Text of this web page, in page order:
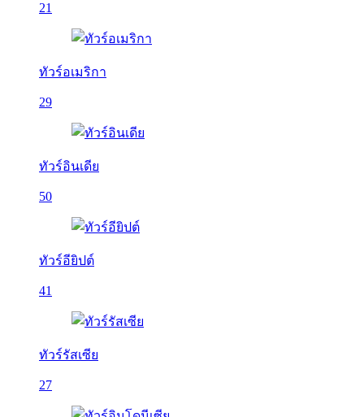
21
ทัวร์อเมริกา
29
ทัวร์อินเดีย
50
ทัวร์อียิปต์
41
ทัวร์รัสเซีย
27